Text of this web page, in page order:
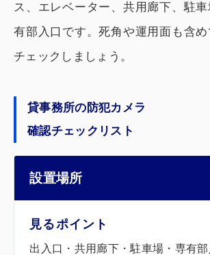
ス、エレベーター、共用廊下、駐
有部入口です。死角や運用面も含
チェックしましょう。
貸事務所の防犯カメラ
確認チェックリスト
確認項目
設置場所
出入口・共用廊下・駐車場・専有